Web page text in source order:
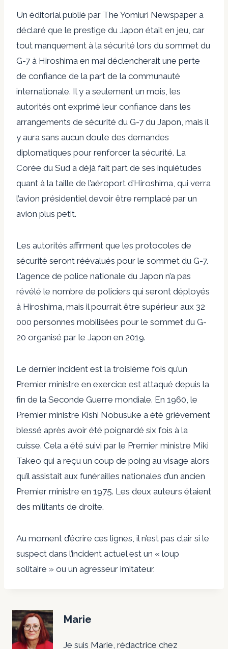
Un éditorial publié par The Yomiuri Newspaper a
déclaré que le prestige du Japon était en jeu, car
tout manquement à la sécurité lors du sommet du
G-7 à Hiroshima en mai déclencherait une perte
de confiance de la part de la communauté
internationale. Il y a seulement un mois, les
autorités ont exprimé leur confiance dans les
arrangements de sécurité du G-7 du Japon, mais il
y aura sans aucun doute des demandes
diplomatiques pour renforcer la sécurité. La
Corée du Sud a déjà fait part de ses inquiétudes
quant à la taille de l’aéroport d’Hiroshima, qui verra
l’avion présidentiel devoir être remplacé par un
avion plus petit.
Les autorités affirment que les protocoles de
sécurité seront réévalués pour le sommet du G-7.
L’agence de police nationale du Japon n’a pas
révélé le nombre de policiers qui seront déployés
à Hiroshima, mais il pourrait être supérieur aux 32
000 personnes mobilisées pour le sommet du G-
20 organisé par le Japon en 2019.
Le dernier incident est la troisième fois qu’un
Premier ministre en exercice est attaqué depuis la
fin de la Seconde Guerre mondiale. En 1960, le
Premier ministre Kishi Nobusuke a été grièvement
blessé après avoir été poignardé six fois à la
cuisse. Cela a été suivi par le Premier ministre Miki
Takeo qui a reçu un coup de poing au visage alors
qu’il assistait aux funérailles nationales d’un ancien
Premier ministre en 1975. Les deux auteurs étaient
des militants de droite.
Au moment d’écrire ces lignes, il n’est pas clair si le
suspect dans l’incident actuel est un « loup
solitaire » ou un agresseur imitateur.
Marie
Je suis Marie, rédactrice chez